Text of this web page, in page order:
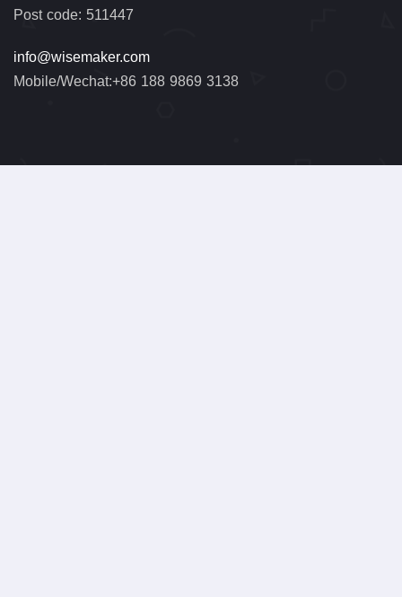
Post code: 511447
info@wisemaker.com
Mobile/Wechat:+86 188 9869 3138